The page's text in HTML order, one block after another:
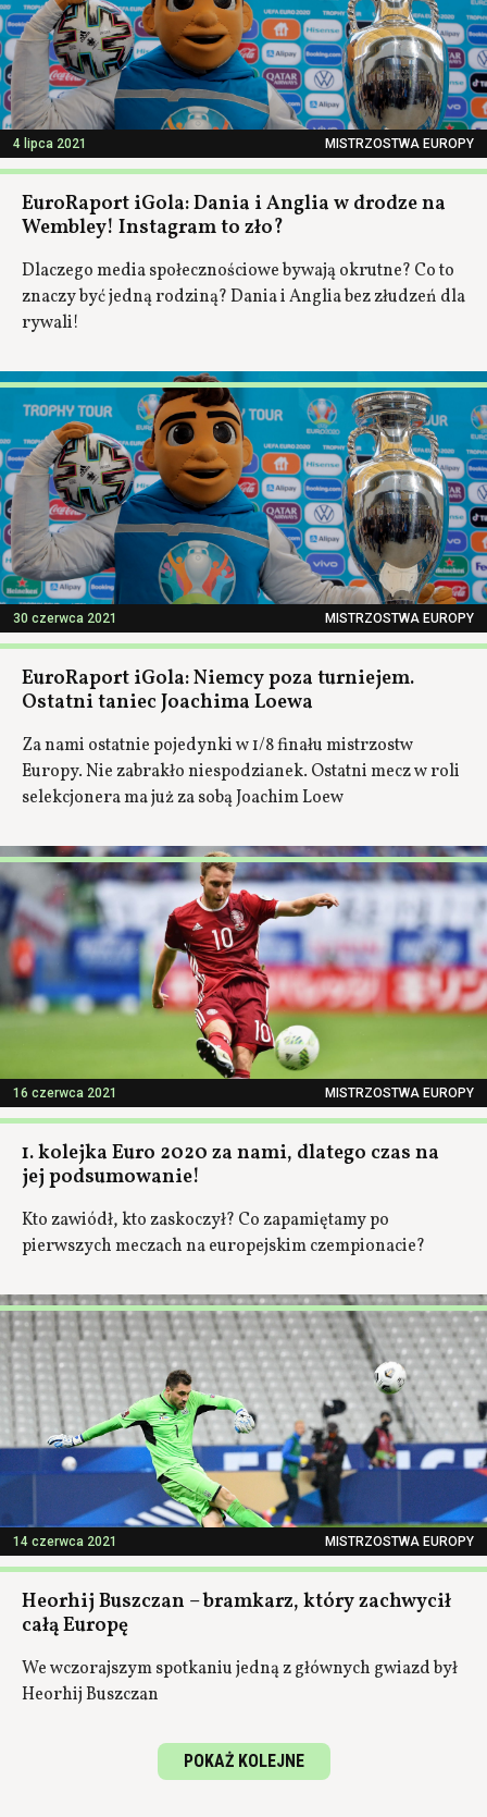
4 lipca 2021 MISTRZOSTWA EUROPY
EuroRaport iGola: Dania i Anglia w drodze na
Wembley! Instagram to zło?
Dlaczego media społecznościowe bywają okrutne? Co to
znaczy być jedną rodziną? Dania i Anglia bez złudzeń dla
rywali!
30 czerwca 2021 MISTRZOSTWA EUROPY
EuroRaport iGola: Niemcy poza turniejem.
Ostatni taniec Joachima Loewa
Za nami ostatnie pojedynki w 1/8 finału mistrzostw
Europy. Nie zabrakło niespodzianek. Ostatni mecz w roli
selekcjonera ma już za sobą Joachim Loew
16 czerwca 2021 MISTRZOSTWA EUROPY
1. kolejka Euro 2020 za nami, dlatego czas na
jej podsumowanie!
Kto zawiódł, kto zaskoczył? Co zapamiętamy po
pierwszych meczach na europejskim czempionacie?
14 czerwca 2021 MISTRZOSTWA EUROPY
Heorhij Buszczan – bramkarz, który zachwycił
całą Europę
We wczorajszym spotkaniu jedną z głównych gwiazd był
Heorhij Buszczan
POKAŻ KOLEJNE